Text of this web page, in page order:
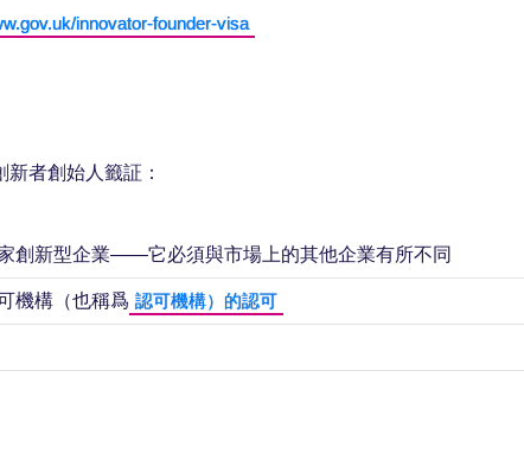
innovator-founder-visa
者創始人籤証：
創新型企業——它必須與市場上的其他企業有所不同
機構（也稱爲 認可機構）的認可